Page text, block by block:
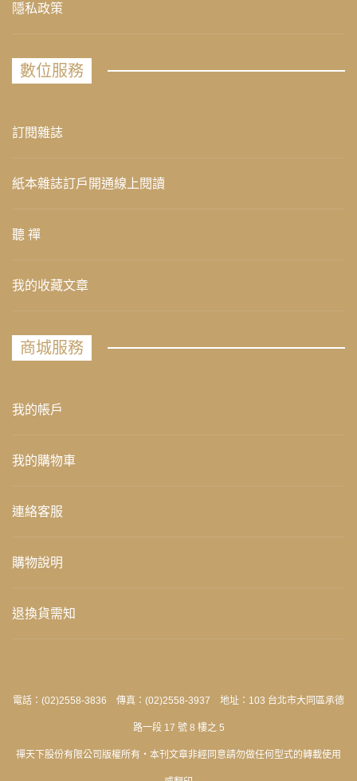
隱私政策
數位服務
訂閱雜誌
紙本雜誌訂戶開通線上閱讀
聽 禪
我的收藏文章
商城服務
我的帳戶
我的購物車
連絡客服
購物說明
退換貨需知
電話：(02)2558-3836 傳真：(02)2558-3937 地址：103 台北市大同區承德
路一段 17 號 8 樓之 5
禪天下股份有限公司版權所有‧本刊文章非經同意請勿做任何型式的轉載使用